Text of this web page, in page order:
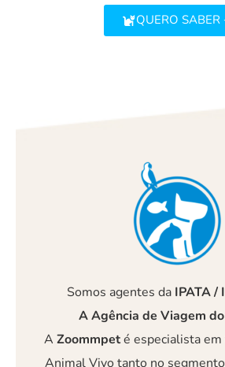
QUERO SABER
Somos agentes da IPATA /
A Agência de Viagem
A Zoommpeté especialista
Animal Vivo tanto no